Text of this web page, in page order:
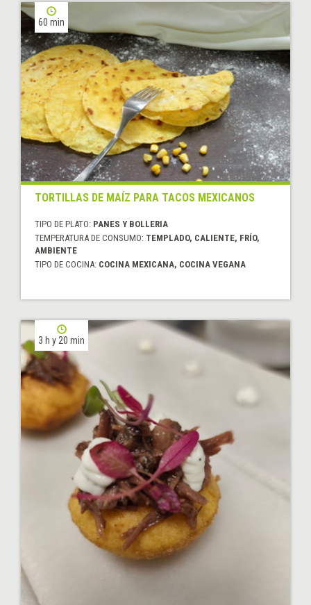
60 min
TORTILLAS DE MAÍZ PARA TACOS MEXICANOS
TIPO DE PLATO: PANES Y BOLLERIA
TEMPERATURA DE CONSUMO: TEMPLADO, CALIENTE, FRÍO,
AMBIENTE
TIPO DE COCINA: COCINA MEXICANA, COCINA VEGANA
3 h y 20 min